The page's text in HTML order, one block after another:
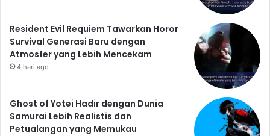
Resident Evil Requiem Tawarkan Horor
Survival Generasi Baru dengan
Atmosfer yang Lebih Mencekam
4 hari ago
Ghost of Yotei Hadir dengan Dunia
Samurai Lebih Realistis dan
Petualangan yang Memukau